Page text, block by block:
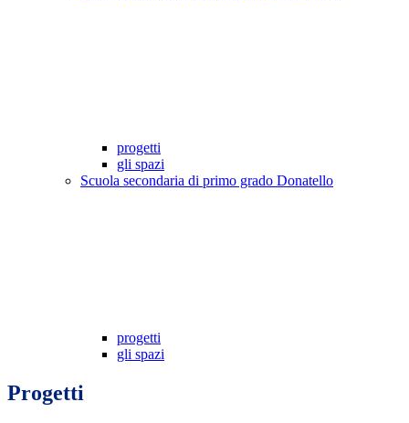
progetti
gli spazi
Scuola secondaria di primo grado Donatello
progetti
gli spazi
Progetti